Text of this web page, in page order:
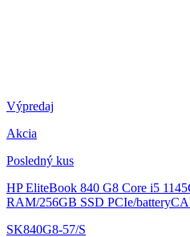
Výpredaj
Akcia
Posledný kus
HP EliteBook 840 G8 Core i5
RAM/256GB SSD PCIe/
SK840G8-57/S